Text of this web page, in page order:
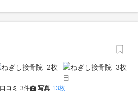
口コミ 3件 写真 13枚